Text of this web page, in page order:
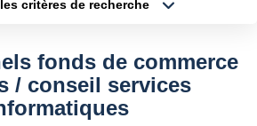
L'AGENCE
Nos Avis
Nos Partenaires
critères de recherche
Budget max
Créer une alerte
fonds de commerce
/ conseil services